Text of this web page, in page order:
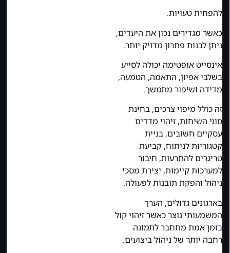
להפחית טעויות.
כאשר מגדירים נכון את היעדים,
ניתן לבנות פתרון מדויק יותר.
אינסייט אופטימה יכולה לסייע
בשלבי אפיון, התאמה, הטמעה,
מדידה ושיפור מתמשך.
זה כולל מיפוי צרכים, בחינת
סוגי השיחות, זיהוי מדדים
עסקיים חשובים, בניית
קטגוריות לניתוח, קביעת
טריגרים להתרעות, חיבור
למערכות קיימות, יצירת מסכי
ניהול והפקת תובנות לפעולה.
בארגונים גדולים, הערך
המשמעותי נוצר כאשר זיהוי קול
בזמן אמת מתחבר לתמונה
רחבה יותר של ניהול ביצועים.